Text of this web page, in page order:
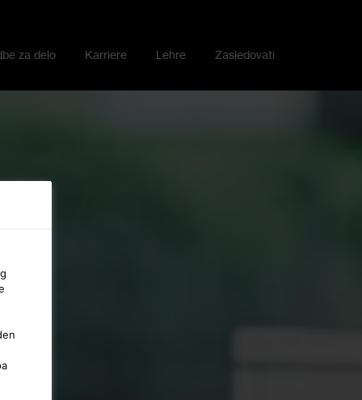
za delo Karriere Lehre Zasledovati